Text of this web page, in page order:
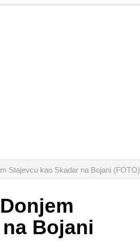
Stajevcu kao Skadar na Bojani (FOTO)
Bojani